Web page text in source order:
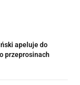
apeluje do
przeprosinach